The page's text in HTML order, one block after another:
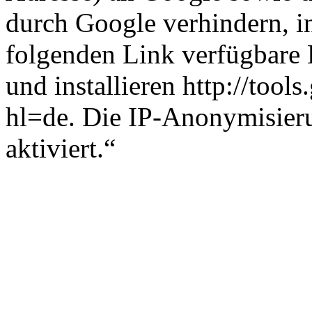
durch Google verhindern,
folgenden Link verfügbare
und installieren http://
hl=de. Die IP-
aktiviert.“